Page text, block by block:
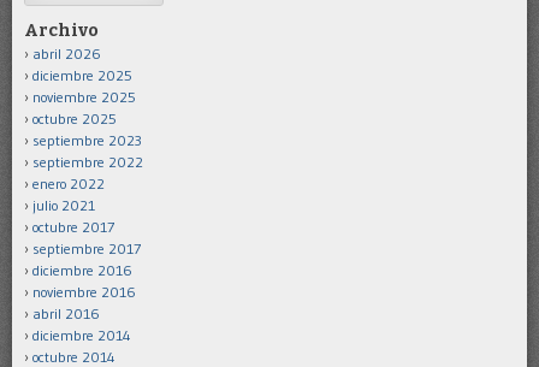
Archivo
abril 2026
diciembre 2025
noviembre 2025
octubre 2025
septiembre 2023
septiembre 2022
enero 2022
julio 2021
octubre 2017
septiembre 2017
diciembre 2016
noviembre 2016
abril 2016
diciembre 2014
octubre 2014